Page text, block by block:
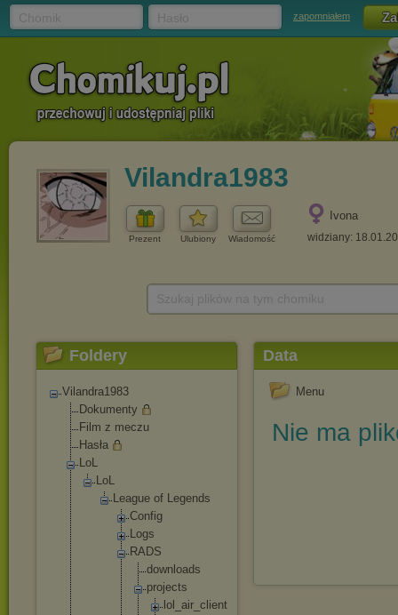
zapomniałem
Vilandra1983
Prezent Ulubiony Wiadomość
Ivona
widziany:
Foldery
Vilandra1983
Dokumenty
Film z meczu
Hasła
LoL
LoL
League of Legends
Config
Logs
RADS
downl oads
projects
lo
air_ cl ient
Data
Menu
Nie ma